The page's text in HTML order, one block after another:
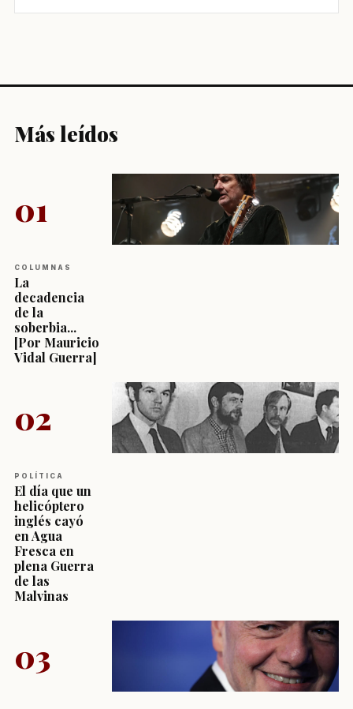
Más leídos
01
COLUMNAS
La
decadencia
de la
soberbia...
[Por Mauricio
Vidal Guerra]
02
POLÍTICA
El día que un
helicóptero
inglés cayó
en Agua
Fresca en
plena Guerra
de las
Malvinas
03